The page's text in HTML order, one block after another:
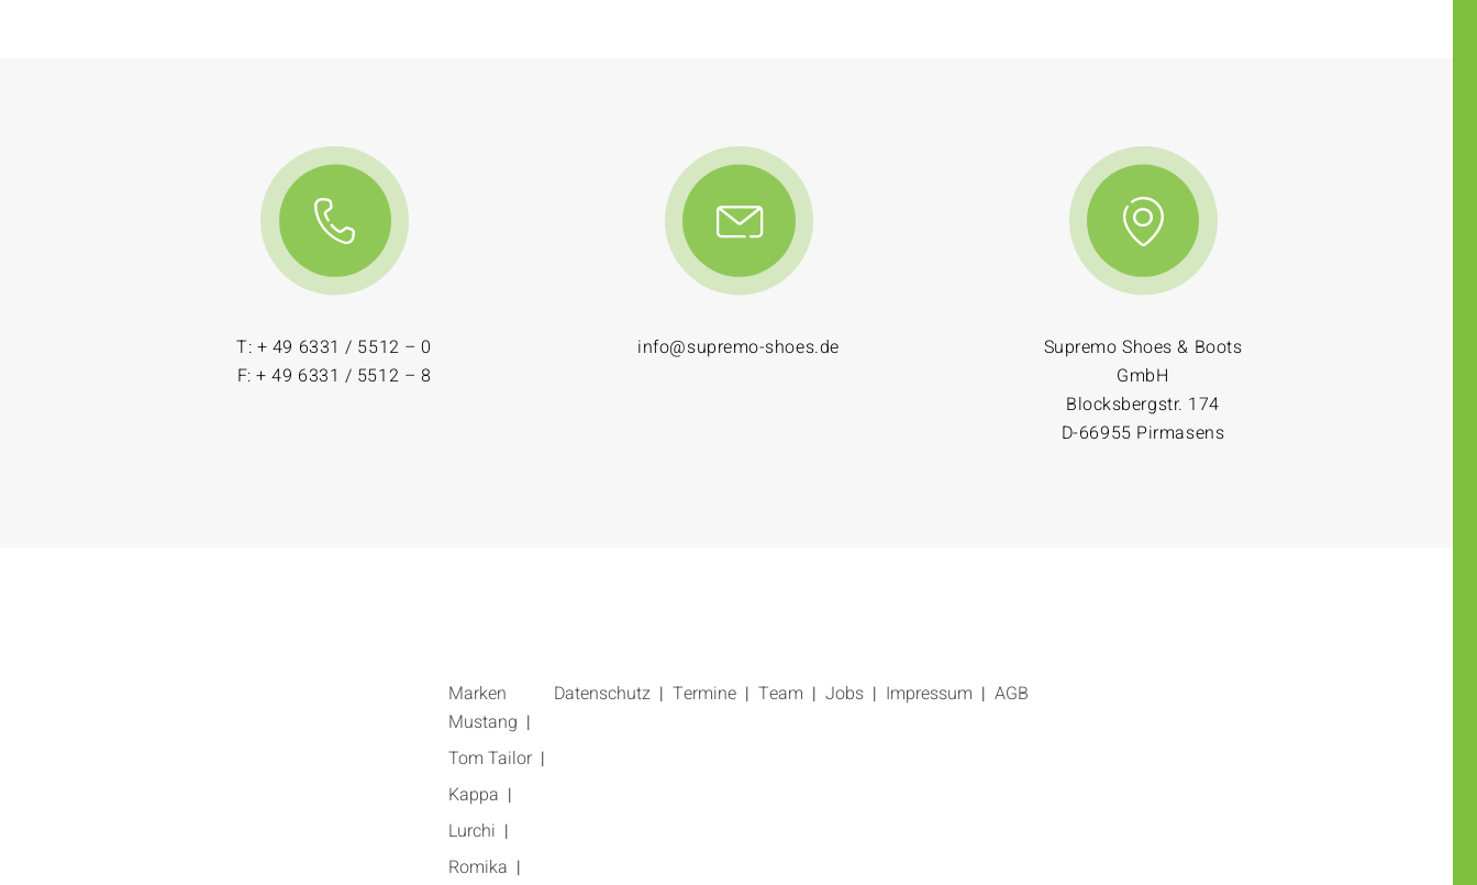
T: + 49 6331 / 5512 – 0
F: + 49 6331 / 5512 – 8
info@supremo-shoes.de
Supremo Shoes & Boots
GmbH
Blocksbergstr. 174
D-66955 Pirmasens
Marken
Mustang
Tom Tailor
Kappa
Lurchi
Romika
Datenschutz Termine Team Jobs Impressum AGB